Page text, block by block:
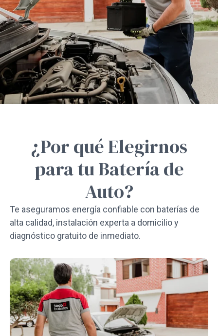
¿Por qué Elegirnos
para tu Batería de
Auto?
Te aseguramos energía confiable con baterías de
alta calidad, instalación experta a domicilio y
diagnóstico gratuito de inmediato.